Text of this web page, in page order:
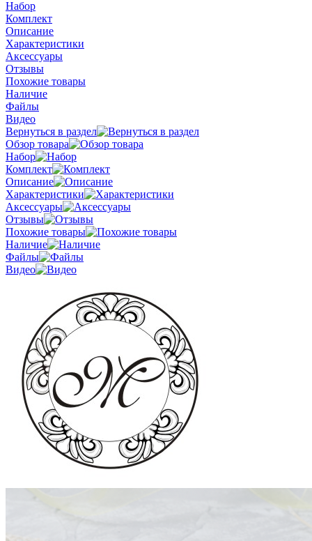
Набор
Комплект
Описание
Характеристики
Аксессуары
Отзывы
Похожие товары
Наличие
Файлы
Видео
Вернуться в раздел
Обзор товара
Набор
Комплект
Описание
Характеристики
Аксессуары
Отзывы
Похожие товары
Наличие
Файлы
Видео